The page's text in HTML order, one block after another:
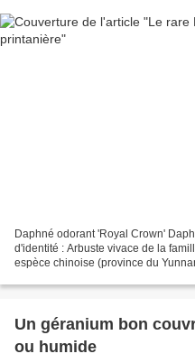
Daphné odorant 'Royal Crown'
d'identité : Arbuste vivace de la
espèce chinoise (province du
Un géranium bon
ou humide